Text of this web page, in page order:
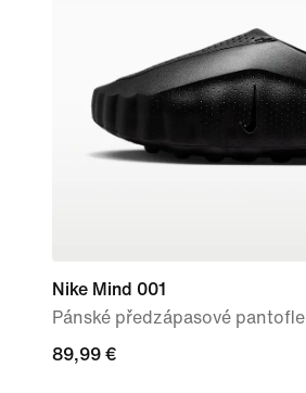
Nike Mind 001
Pánské předzápasové pantofle
89,99 €
89,99 €